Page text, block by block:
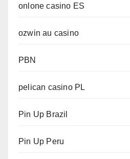
onlone casino ES
ozwin au casino
PBN
pelican casino PL
Pin Up Brazil
Pin Up Peru